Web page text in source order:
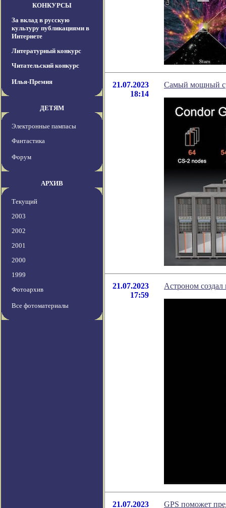
КОНКУРСЫ
За вклад в русскую
культуру публикациями в
Интернете
Литературный конкурс
Читательский конкурс
Илья-Премия
ДЕТЯМ
Электронные пампасы
Фантастика
Форум
АРХИВ
Текущий
2003
2002
2001
2000
1999
Фотоархив
Все фотоматериалы
21.07.2023
18:14
Самый мощный
21.07.2023
17:59
Астроном
21.07.2023 GPS поможет